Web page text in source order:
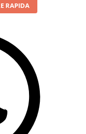
RAPIDA